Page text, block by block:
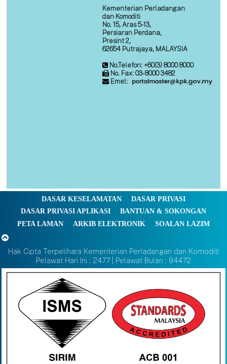
Kementerian Perladangan
dan Komoditi
No. 15, Aras 5-13,
Persiaran Perdana,
Presint 2,
62654 Putrajaya, MALAYSIA
No.Telefon: +60(3) 8000 8000
No. Fax: 03-8000 3482
Emel:
DASAR KESELAMATAN
DASAR PRIVASI
DASAR PRIVASI APLIKASI
BANTUAN & SOKONGAN
PETA LAMAN
ARKIB ELEKTRONIK SOALAN LAZIM
Hak Cipta Terpelihara Kementerian Perladangan dan Komoditi
Pelawat Hari Ini : 2477 | Pelawat Bulan : 94472